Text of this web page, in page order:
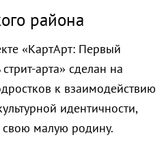
района
«КартАрт: Первый
арта» сделан на
к взаимодействию
идентичности,
свою малую родину.